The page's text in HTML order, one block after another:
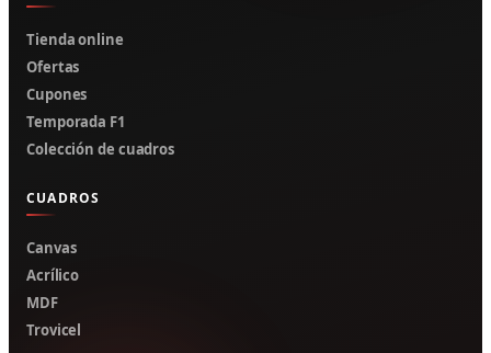
Tienda online
Ofertas
Cupones
Temporada F1
Colección de cuadros
CUADROS
Canvas
Acrílico
MDF
Trovicel